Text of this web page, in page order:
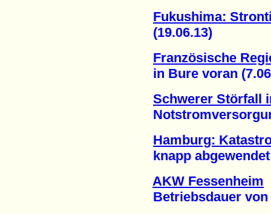
Fukushima:
(19.06.13)
Französische
in Bure voran
Schwerer Störfall
Hamburg:
knapp abgewendet
AKW Fessenheim
Betriebsdauer von